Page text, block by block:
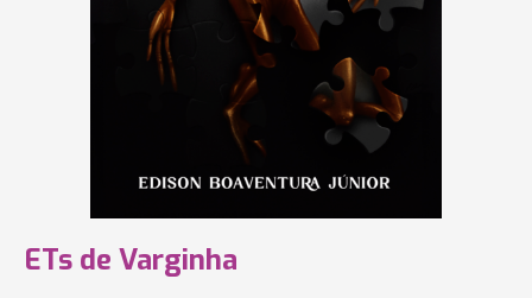
ETs de Varginha